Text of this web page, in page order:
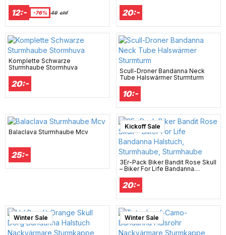
12:- -76% 49 chf 20:-
Komplette Schwarze
Sturmhaube Stormhuva
20:-
Scull-Droner Bandanna Neck
Tube Halswärmer Sturmturm
10:-
Balaclava Sturmhaube Mcv
25:-
Kickoff Sale
3Er-Pack Biker Bandit Rose Skull
– Biker For Life Bandanna
Sturmhaube
20:-
Winter Sale Winter Sale